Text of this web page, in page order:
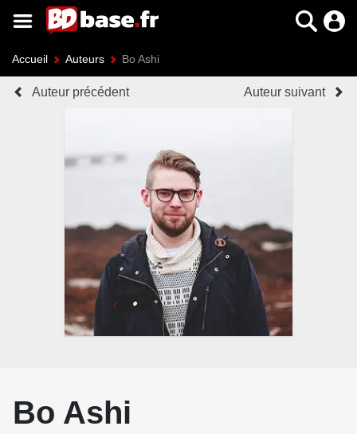
Accueil Auteurs Bo Ashi
Auteur précédent Auteur suivant
Bo Ashi